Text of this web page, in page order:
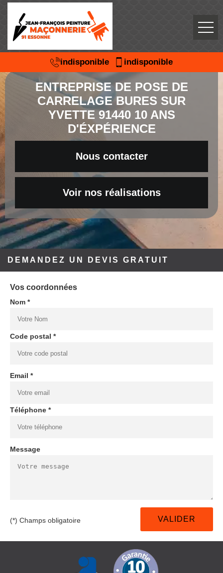
indisponible indisponible
ENTREPRISE DE POSE DE
CARRELAGE BURES SUR
YVETTE 91440 10 ANS
D'ÉXPÉRIENCE
Nous contacter
Voir nos réalisations
DEMANDEZ UN DEVIS GRATUIT
Vos coordonnées
Nom *
Code postal *
Email *
Téléphone *
Message
(*) Champs obligatoire